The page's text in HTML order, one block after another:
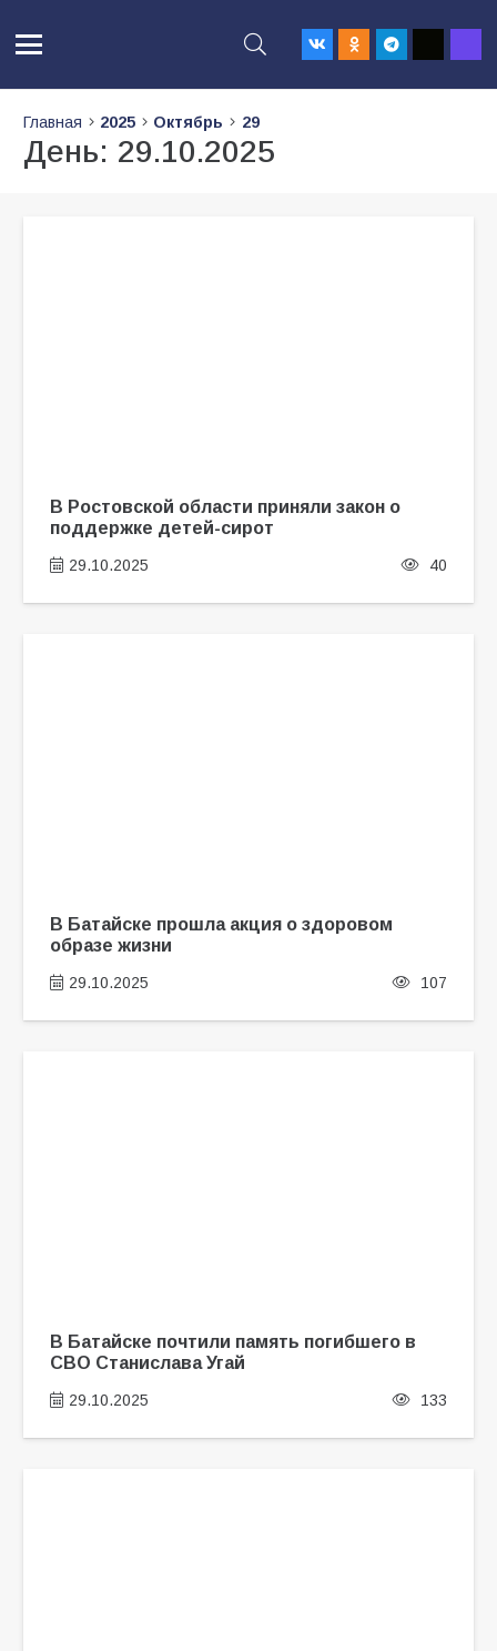
Главная 2025 Октябрь 29
День: 29.10.2025
В Ростовской области приняли закон о
поддержке детей-сирот
29.10.2025 40
В Батайске прошла акция о здоровом
образе жизни
29.10.2025 107
В Батайске почтили память погибшего в
СВО Станислава Угай
29.10.2025 133